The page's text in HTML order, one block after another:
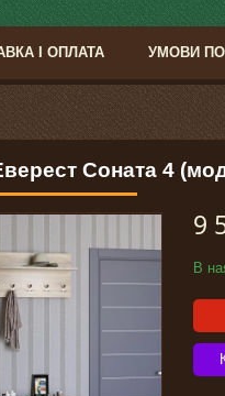
І ОПЛАТА УМОВИ
Соната 4
9
В